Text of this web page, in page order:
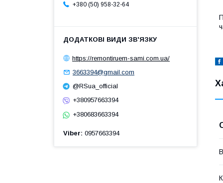
+380 (50) 958-32-64
https://remontiruem-sami.com.ua/
3663394@gmail.com
@RSua_official
+380957663394
+380683663394
Viber 0957663394